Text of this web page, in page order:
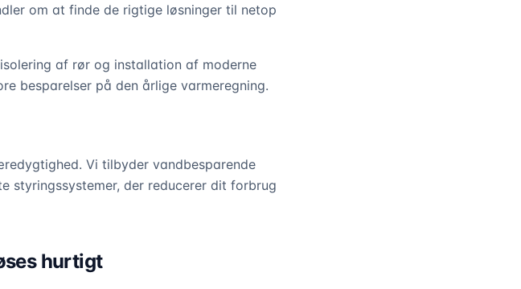
om at finde de rigtige løsninger til netop
af rør og installation af moderne
besparelser på den årlige varmeregning.
Vi tilbyder vandbesparende
styringssystemer, der reducerer dit forbrug
hurtigt